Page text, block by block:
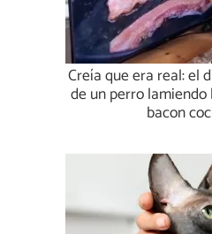
Creía que era real: el
de un perro
bacon